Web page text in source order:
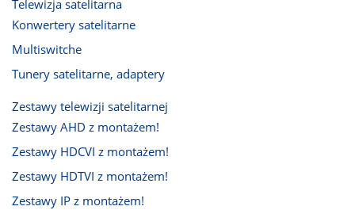
Telewizja satelitarna
Konwertery satelitarne
Multiswitche
Tunery satelitarne, adaptery
Zestawy telewizji satelitarnej
Zestawy AHD z montażem!
Zestawy HDCVI z montażem!
Zestawy HDTVI z montażem!
Zestawy IP z montażem!